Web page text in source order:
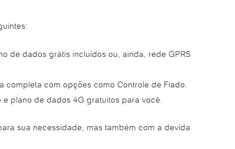
de dados grátis incluídos ou, ainda, rede GPRS
completa com opções como Controle de Fiado.
plano de dados 4G gratuitos para você.
sua necessidade, mas também com a devida